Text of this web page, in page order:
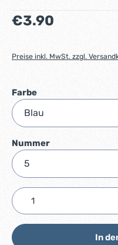
Regulärer Preis:
€3.90
Preise inkl. MwSt. zzgl.
Farbeauswählen
Nummerauswählen
Produkt Anzahl: Gib
In